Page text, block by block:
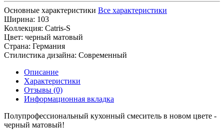
Основные характеристики Все характеристики
Ширина: 103
Коллекция: Catris-S
Цвет: черный матовый
Страна: Германия
Стилистика дизайна: Современный
Описание
Характеристики
Отзывы (0)
Информационная вкладка
Полупрофессиональный кухонный смеситель в новом цвете -
черный матовый!